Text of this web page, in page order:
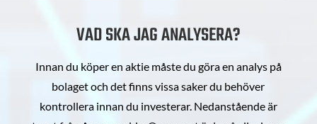
VAD SKA JAG ANALYSERA?
Innan du köper en aktie måste du göra en analys på
bolaget och det finns vissa saker du behöver
kontrollera innan du investerar. Nedanstående är